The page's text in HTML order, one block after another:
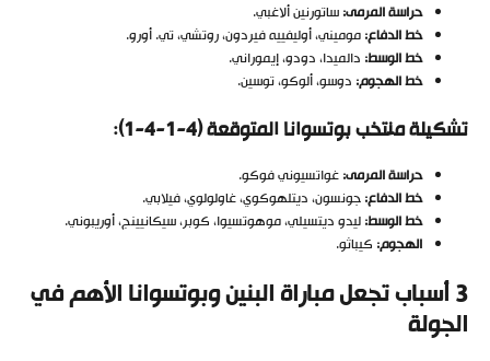
حراسة المرمى:ساتورنين ألاغبي.
خط الدفاع:موميني، أوليفييه فيردون، روتشي، تي. أورو.
خط الوسط: دالميدا، دودو، إيموراني.
خط الهجوم: دوسو، ألوكو، توسين.
تشكيلة منتخب بوتسوانا المتوقعة (4-1-4-1 ):
حراسة المرمى:غواتسيوني فوكو.
خط الدفاع:جونسون، ديتلهوكوي، غاولولوي، فيلابي.
خط الوسط:ليدو ديتسيلي، موهوتسيوا، كوبر، سيكانيينج، أوريبوني.
الهجوم: كيباثو.
3أسباب تجعل مباراة البنين وبوتسوانا الأهم في
الجولة